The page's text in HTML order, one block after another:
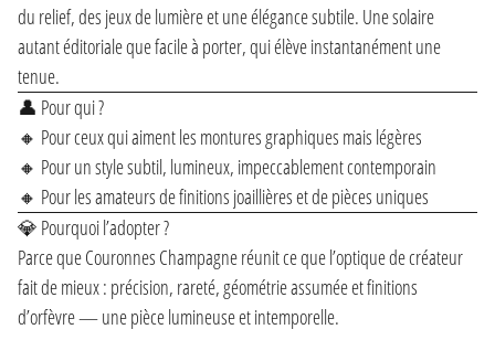
du relief, des jeux de lumière et une élégance subtile. Une solaire
autant éditoriale que facile à porter, qui élève instantanément une
tenue.
👤 Pour qui ?
🔸 Pour ceux qui aiment les montures graphiques mais légères
🔸 Pour un style subtil, lumineux, impeccablement contemporain
🔸 Pour les amateurs de finitions joaillières et de pièces uniques
💎 Pourquoi l’adopter ?
Parce que Couronnes Champagne réunit ce que l’optique de créateur
fait de mieux : précision, rareté, géométrie assumée et finitions
d’orfèvre — une pièce lumineuse et intemporelle.